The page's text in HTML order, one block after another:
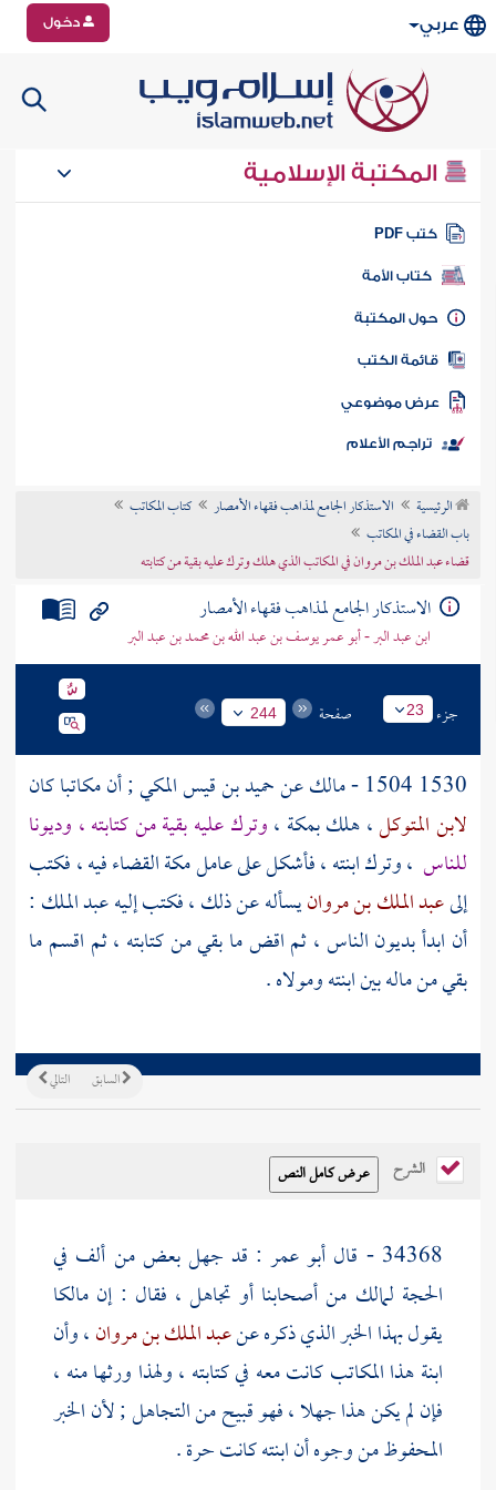
عربي دخول
المكتبة الإسلامية
كتب PDF
كتاب الأمة
المكتبة
الكتب
موضوعي
تراجم الأعلام
الرئيسية الاستذكار الجامع لمذاهب فقهاء الأمصار
كتاب المكاتب
باب القضاء في المكاتب
قضاء عبد الملك بن مروان في المكاتب الذي هلك وترك عليه بقية من كتابته
الاستذكار الجامع لمذاهب فقهاء الأمصار
ابن عبد البر - أبو عمر يوسف بن عبد الله بن محمد بن عبد البر
جزء 23 صفحة 244
1530 1504 - مالك عن حميد بن قيس المكي; أن مكاتبا كان
لابن المتوكل، هلكبمكة ،وترك عليه بقية من كتابته ، وديونا
للناس ، وترك ابنته ، فأشكل على عاملمكةالقضاء فيه ، فكتب
إلىعبد الملك بن مروانيسأله عن ذلك ، فكتب إليهعبد الملك :
أن ابدأ بديون الناس ، ثم اقض ما بقي من كتابته ، ثم اقسم ما
بقي من ماله بين ابنته ومولاه .
التالي السابق
الشرح
34368 - قال أبو عمر : قد جهل بعض من ألف في
الحجة لمالك من أصحابنا أو تجاهل ، فقال : إن مالكا
يقول بهذا الخبر الذي ذكره عنعبد الملك بن مروان، وأن
ابنة هذا المكاتب كانت معه في كتابته ، ولهذا ورثها منه ،
فإن لم يكن هذا جهلا ، فهو قبيح من التجاهل ; لأن الخبر
المحفوظ من وجوه أن ابنته كانت حرة .